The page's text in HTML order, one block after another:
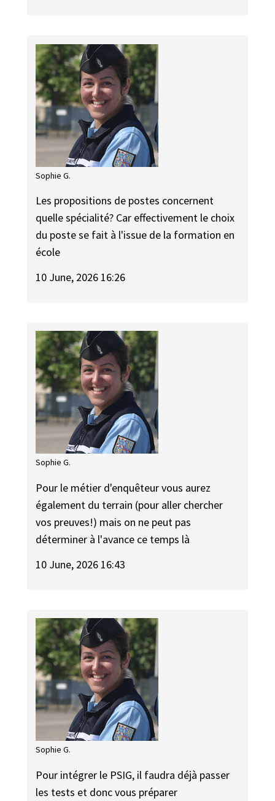
Sophie G.
Les propositions de postes concernent
quelle spécialité? Car effectivement le choix
du poste se fait à l'issue de la formation en
école
10 June, 2026 16:26
Sophie G.
Pour le métier d'enquêteur vous aurez
également du terrain (pour aller chercher
vos preuves!) mais on ne peut pas
déterminer à l'avance ce temps là
10 June, 2026 16:43
Sophie G.
Pour intégrer le PSIG, il faudra déjà passer
les tests et donc vous préparer